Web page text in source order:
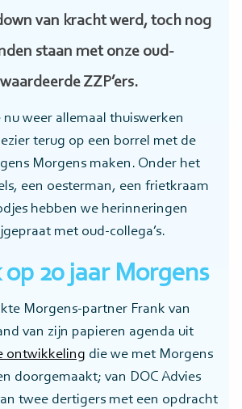
van kracht werd, toch nog
staan met onze oud-
ZZP’ers.
weer allemaal thuiswerken
terug op een borrel met de
Morgens maken. Onder het
een oesterman, een frietkraam
hebben we herinneringen
met oud-collega’s.
20 jaar Morgens
Morgens-partner Frank van
van zijn papieren agenda uit
ontwikkeling die we met Morgens
doorgemaakt; van DOC Advies
twee dertigers met een opdracht